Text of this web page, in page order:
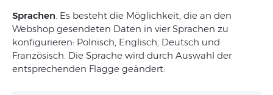
Sprachen. Es besteht die Möglichkeit, die an den
Webshop gesendeten Daten in vier Sprachen zu
konfigurieren: Polnisch, Englisch, Deutsch und
Französisch. Die Sprache wird durch Auswahl der
entsprechenden Flagge geändert: